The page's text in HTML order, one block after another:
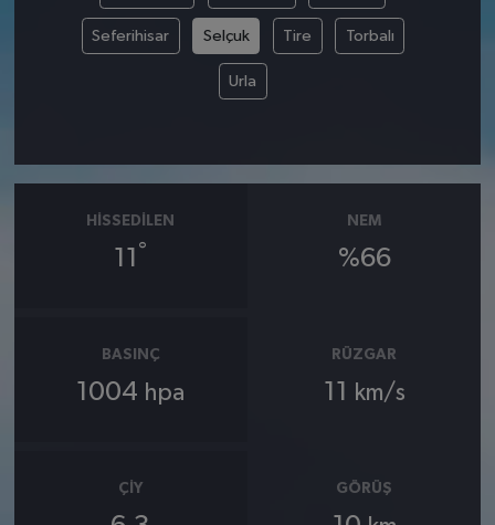
Seferihisar Selçuk Tire Torbalı
Urla
HISSEDILEN
11 °
NEM
%66
BASINÇ
1004 hpa
RÜZGAR
11 km/s
ÇIY GÖRÜŞ